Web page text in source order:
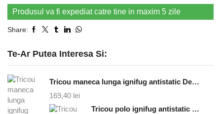
Produsul va fi expediat catre tine in maxim 5 zile
Share:
Te-Ar Putea Interesa Si:
Tricou maneca lunga ignifug antistatic Defender - bleumarin
169,40 lei
Tricou polo ignifug antistatic Santana - bleumarin